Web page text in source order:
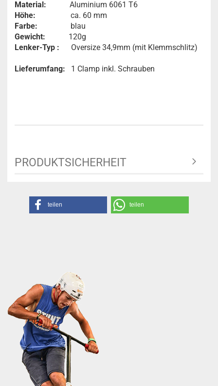
Material: Aluminium 6061 T6
Höhe: ca. 60 mm
Farbe: blau
Gewicht: 120g
Lenker-Typ : Oversize 34,9mm (mit Klemmschlitz)
Lieferumfang: 1 Clamp inkl. Schrauben
PRODUKTSICHERHEIT
teilen teilen